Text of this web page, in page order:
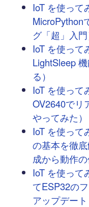
IoT を使って
MicroPython
グ「超」入門
IoT を使って
LightSleep
る）
IoT を使って
OV2640でリ
やってみた）
IoT を使って
の基本を徹
成から動作の
IoT を使って
てESP32の
アップデート